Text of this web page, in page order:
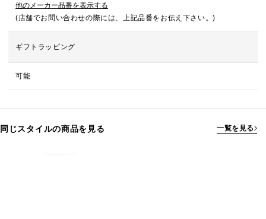
他のメーカー品番を表示する
(店舗でお問い合わせの際には、上記品番をお伝え下さい。)
ギフトラッピング
可能
同じスタイルの商品を見る 一覧を見る